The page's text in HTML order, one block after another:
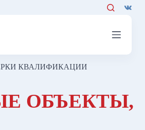
КВАЛИФИКАЦИИ
ОБЪЕКТЫ,